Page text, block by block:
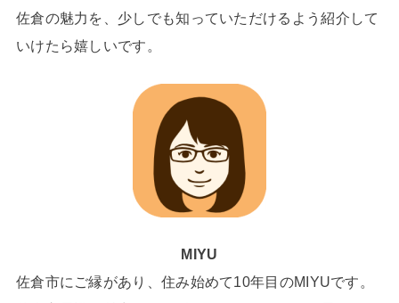
佐倉の魅力を、少しでも知っていただけるよう紹介して
いけたら嬉しいです。
MIYU
佐倉市にご縁があり、住み始めて10年目のMIYUです。